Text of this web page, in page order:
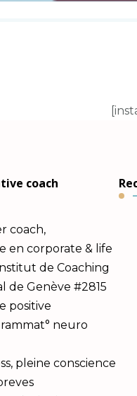
coach
coach,
en corporate & life
de Coaching
de Genève #2815
positive
neuro
pleine conscience